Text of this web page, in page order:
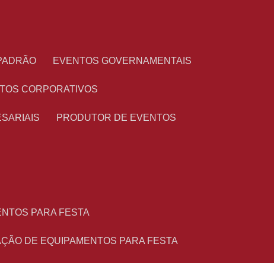
EVENTOS GOVERNAMENTAIS
CORPORATIVOS
PRODUTOR DE EVENTOS
PARA FESTA
DE EQUIPAMENTOS PARA FESTA